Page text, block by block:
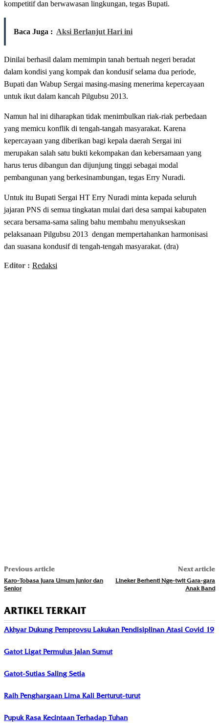
kompetitif dan berwawasan lingkungan, tegas Bupati.
Baca Juga : Aksi Berlanjut Hari ini
Dinilai berhasil dalam memimpin tanah bertuah negeri beradat
dalam kondisi yang kompak dan kondusif selama dua periode,
Bupati dan Wabup Sergai masing-masing menerima kepercayaan
untuk ikut dalam kancah Pilgubsu 2013.
Namun hal ini diharapkan tidak menimbulkan riak-riak perbedaan
yang memicu konflik di tengah-tangah masyarakat. Karena
kepercayaan yang diberikan bagi kepala daerah Sergai ini
merupakan salah satu bukti kekompakan dan kebersamaan yang
harus terus dibangun dan dijunjung tinggi sebagai modal
pembangunan yang berkesinambungan, tegas Erry Nuradi.
Untuk itu Bupati Sergai HT Erry Nuradi minta kepada seluruh
jajaran PNS di semua tingkatan mulai dari desa sampai kabupaten
secara bersama-sama saling bahu membahu menyukseskan
pelaksanaan Pilgubsu 2013 dengan mempertahankan harmonisasi
dan suasana kondusif di tengah-tengah masyarakat. (dra)
Editor : Redaksi
Previous article
Karo-Tobasa Juara Umum Junior dan
Senior
Next article
Lineker Berhenti Nge-twit Gara-gara
Anak Band
ARTIKEL TERKAIT
Akhyar Dukung Pemprovsu Lakukan Pendisiplinan Atasi Covid 19
Gatot Ligat Permulus Jalan Sumut
Gatot-Sutias Saling Setia
Raih Penghargaan Lima Kali Berturut-turut
Pupuk Rasa Kecintaan Terhadap Tuhan